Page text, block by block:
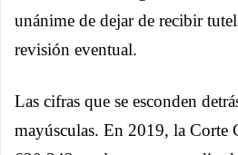
unánime de dejar de recibir
revisión eventual.
Las cifras que se esconden
mayúsculas. En 2019, la Corte